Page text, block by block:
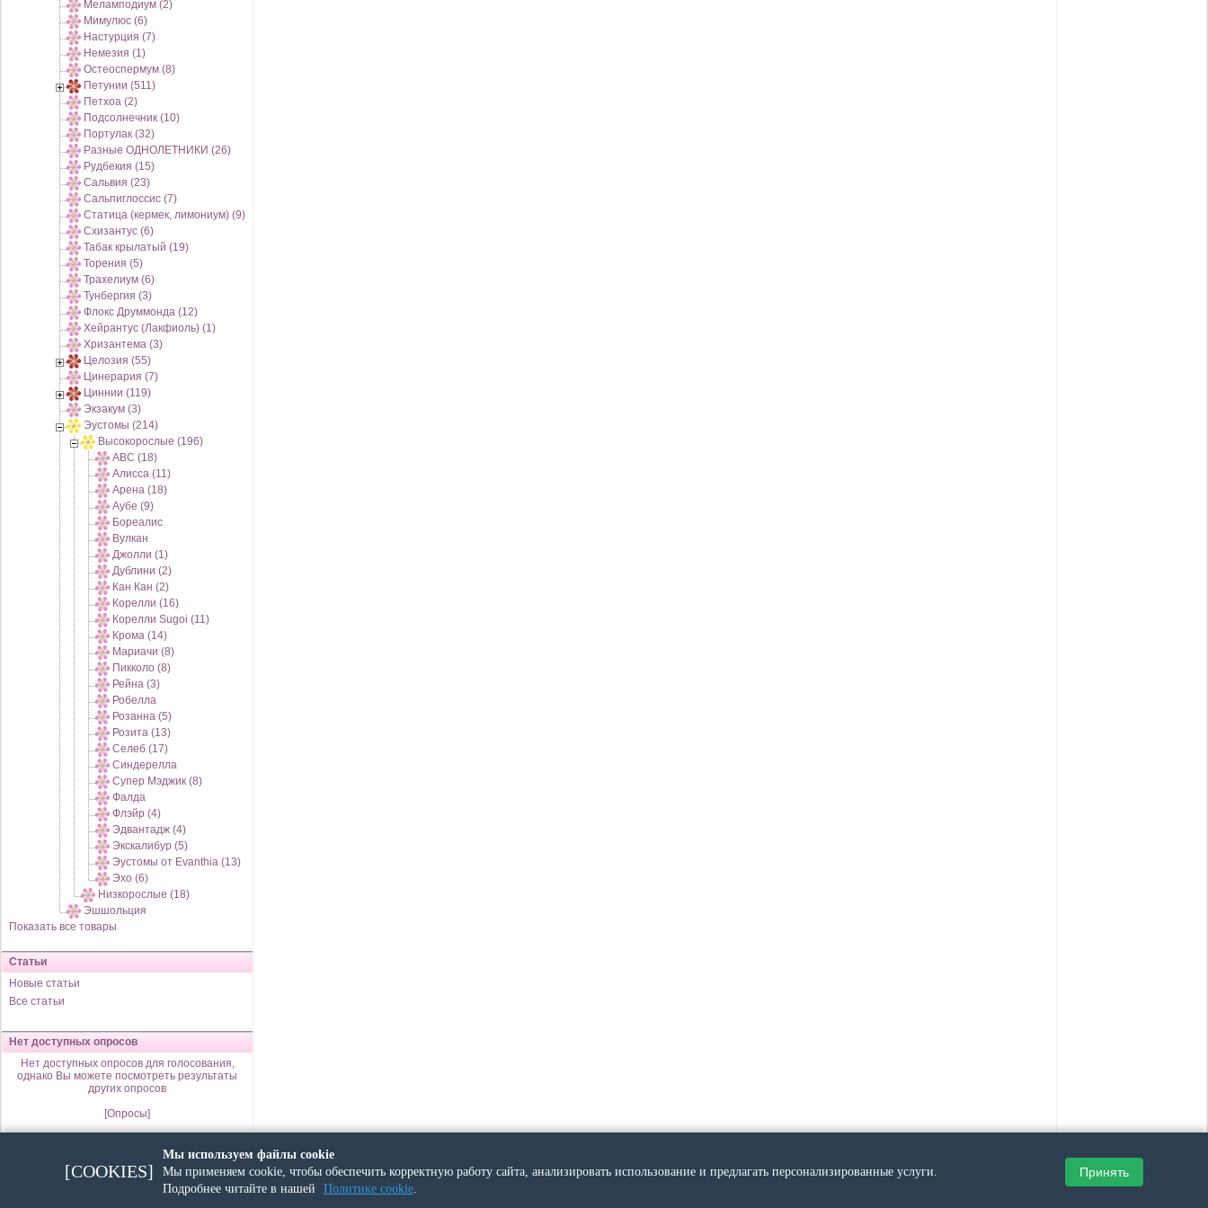
Меламподиум (2)
Мимулюс (6)
Настурция (7)
Немезия (1)
Остеоспермум (8)
Петунии (511)
Петхоа (2)
Подсолнечник (10)
Портулак (32)
Разные ОДНОЛЕТНИКИ (26)
Рудбекия (15)
Сальвия (23)
Сальпиглоссис (7)
Статица (кермек, лимониум) (9)
Схизантус (6)
Табак крылатый (19)
Торения (5)
Трахелиум (6)
Тунбергия (3)
Флокс Друммонда (12)
Хейрантус (Лакфиоль) (1)
Хризантема (3)
Целозия (55)
Цинерария (7)
Циннии (119)
Экзакум (3)
Эустомы (214)
Высокорослые (196)
АВС (18)
Алисса (11)
Арена (18)
Аубе (9)
Бореалис
Вулкан
Джолли (1)
Дублини (2)
Кан Кан (2)
Корелли (16)
Корелли Sugoi (11)
Крома (14)
Мариачи (8)
Пикколо (8)
Рейна (3)
Робелла
Розанна (5)
Розита (13)
Селеб (17)
Синдерелла
Супер Мэджик (8)
Фалда
Флэйр (4)
Эдвантадж (4)
Экскалибур (5)
Эустомы от Evanthia (13)
Эхо (6)
Низкорослые (18)
Эшшольция
Показать все товары
Статьи
Новые статьи
Все статьи
Нет доступных опросов
Нет доступных опросов для голосования,
однако Вы можете посмотреть результаты
других опросов
[Опросы]
Saturday 08 August, 2026 года
[COOKIES]
Мы используем файлы cookie
Мы применяем cookie, чтобы обеспечить корректную работу сайта, анализировать использование и предлагать персонализированные услуги.
Подробнее читайте в нашей
Политике cookie.
Принять